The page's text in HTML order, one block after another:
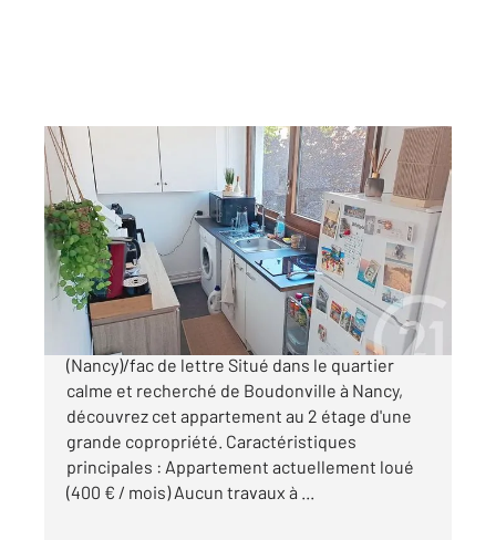
NANCY 54
33,55 m
, 2 pièces
Ref : 40727
Appartement F2 à vendre
84 000 €
Appartement à vendre Quartier Boudonville
(Nancy)/fac de lettre Situé dans le quartier
calme et recherché de Boudonville à Nancy,
découvrez cet appartement au 2 étage d'une
grande copropriété. Caractéristiques
principales : Appartement actuellement loué
(400 € / mois) Aucun travaux à ...